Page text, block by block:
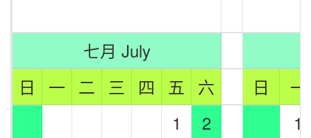
七月 July
日
一 二 三 四 五 六 日
一
1
2
1